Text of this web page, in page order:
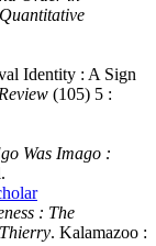
Identity : A Sign
(105) 5 :
Was Imago :
: The
. Kalamazoo :